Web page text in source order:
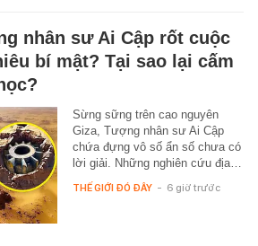
nhân sư Ai Cập rốt cuộc
bí mật? Tại sao lại cấm
Sừng sững trên cao nguyên
Giza, Tượng nhân sư Ai Cập
chứa đựng vô số ẩn số chưa có
lời giải. Những nghiên cứu địa…
THẾ GIỚI ĐÓ ĐÂY - 6 giờ trước